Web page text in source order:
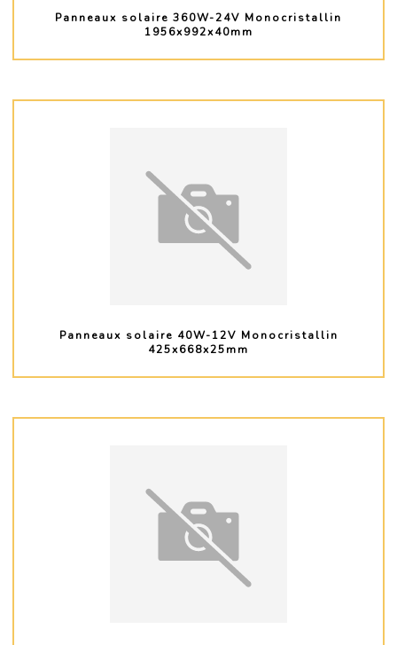
Panneaux solaire 360W-24V Monocristallin
1956x992x40mm
Panneaux solaire 40W-12V Monocristallin
425x668x25mm